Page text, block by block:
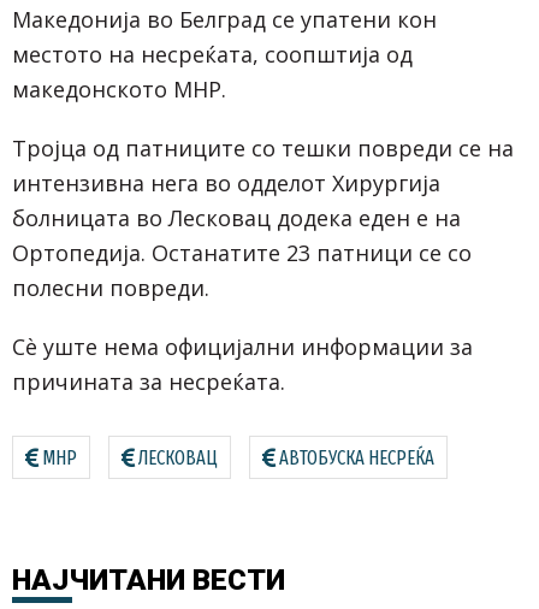
Македонија во Белград се упатени кон
местото на несреќата, соопштија од
македонското МНР.
Тројца од патниците со тешки повреди се на
интензивна нега во одделот Хирургија
болницата во Лесковац додека еден е на
Ортопедија. Останатите 23 патници се со
полесни повреди.
Сѐ уште нема официјални информации за
причината за несреќата.
МНР ЛЕСКОВАЦ АВТОБУСКА НЕСРЕЌА
НАЈЧИТАНИ ВЕСТИ